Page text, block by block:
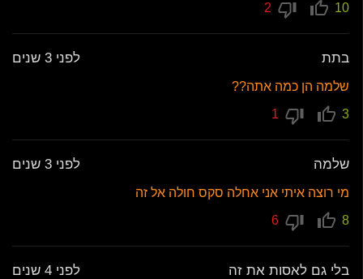
10
בתת לפני 3 שנים
שלמה הן כמה אתה??
3
שלמה לפני 3 שנים
מי רוצה איתי אני אחלה סקס חולה אל זה
8
בלי גם לאסות את זה לפני 4 שנים